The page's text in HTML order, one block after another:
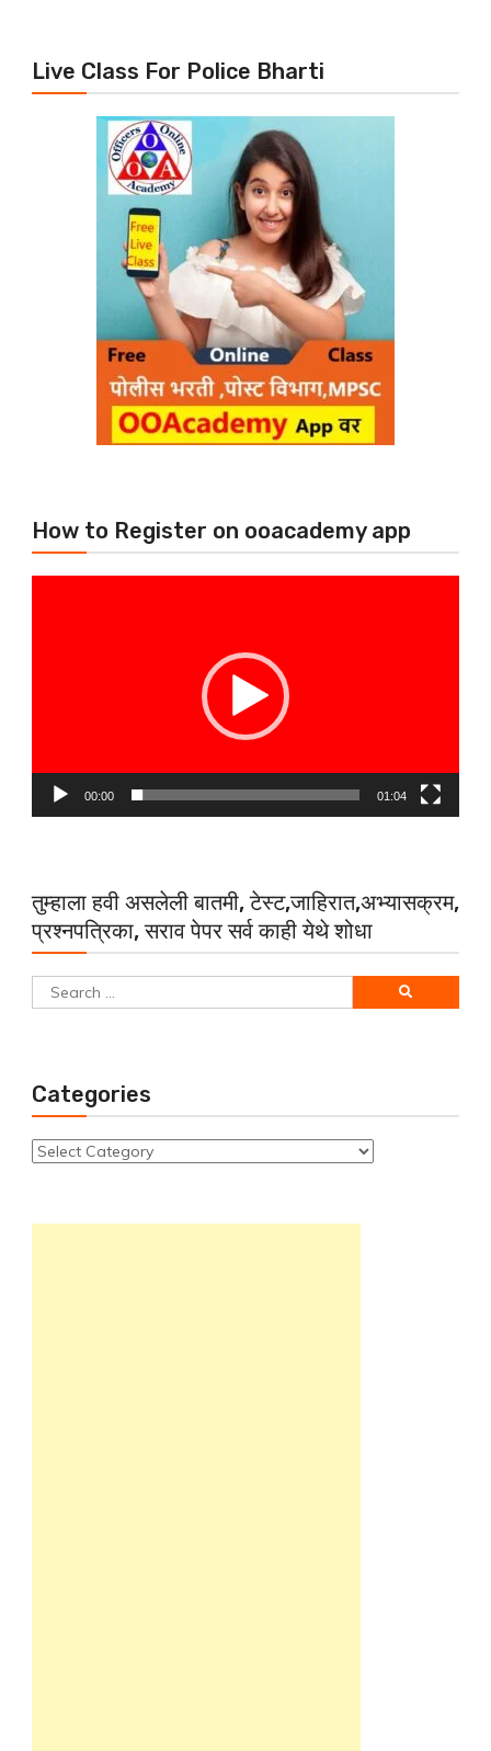
Live Class For Police Bharti
How to Register on ooacademy app
00:00 01:04
तुम्हाला हवी असलेली बातमी, टेस्ट,जाहिरात,अभ्यासक्रम,
प्रश्नपत्रिका, सराव पेपर सर्व काही येथे शोधा
Search
for:
Categories
Categories